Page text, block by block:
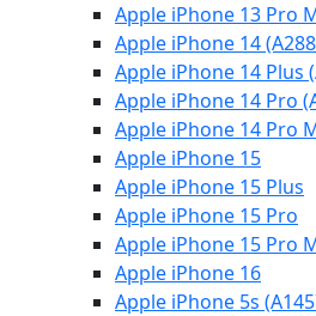
Apple iPhone 13 Pro
Apple iPhone 14
Apple iPhone 14 Plus
Apple iPhone 14 Pro
Apple iPhone 14 Pro
Apple iPhone 15
Apple iPhone 15 Plus
Apple iPhone 15 Pro
Apple iPhone 15 Pro
Apple iPhone 16
Apple iPhone 5s